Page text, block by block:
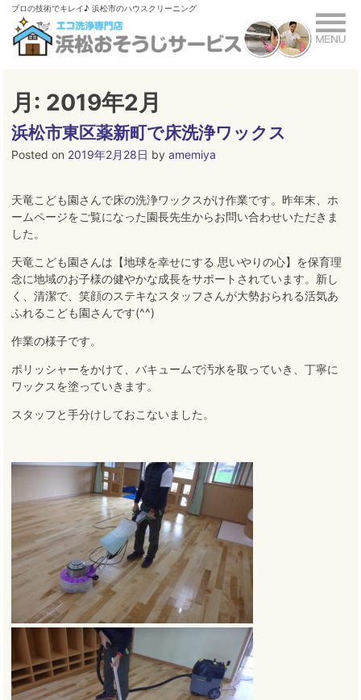
Skip
content
ブロの技術でキレイ♪ 浜松市のハウスクリーニング
月: 2019年2月
浜松市東区薬新町で床洗浄ワックス
Posted on 2019年2月28日 byamemiya
天竜こども園さんで床の洗浄ワックスがけ作業です。昨年末、ホ
ームページをご覧になった園長先生からお問い合わせいただきま
した。
天竜こども園さんは【地球を幸せにする 思いやりの心】を保育理
念に地域のお子様の健やかな成長をサポートされています。 新し
く、清潔で、笑顔のステキなスタッフさんが大勢おられる活気あ
ふれるこども園さんです(^^)
作業の様子です。
ポリッシャーをかけて、バキュームで汚水を取っていき、丁寧に
ワックスを塗っていきます。
スタッフと手分けしておこないました。